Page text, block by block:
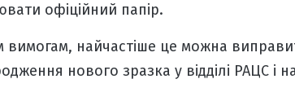
офіційний папір.
найчастіше це можна
нового зразка у відділі РАЦС і